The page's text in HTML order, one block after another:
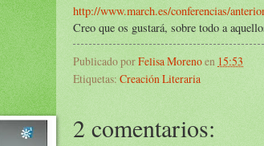
http://www.march.es/conferencias/
Creo que os gustará, sobre todo a
Publicado porFelisa Morenoen 15:53
Etiquetas: Creación Literaria
2 comentarios: